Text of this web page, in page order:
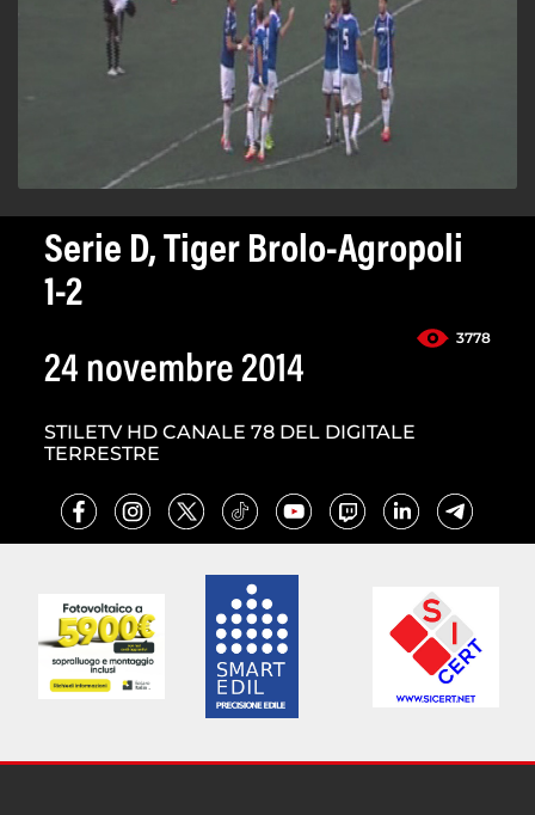
Serie D, Tiger Brolo-Agropoli
1-2
3778
24 novembre 2014
STILETV HD CANALE 78 DEL DIGITALE
TERRESTRE